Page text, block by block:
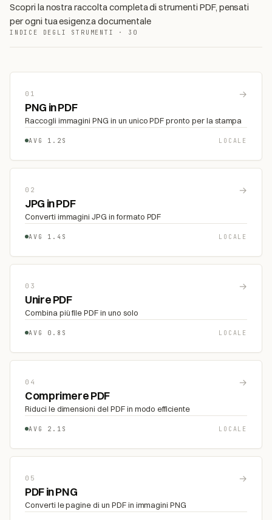
Scopri la nostra raccolta completa di strumenti PDF, pensati
per ogni tua esigenza documentale
INDICE DEGLI STRUMENTI · 30
01 →
PNG in PDF
Raccogli immagini PNG in un unico PDF pronto per la stampa
AVG 1.2S LOCALE
02 →
JPG in PDF
Converti immagini JPG in formato PDF
AVG 1.4S LOCALE
03 →
Unire PDF
Combina più file PDF in uno solo
AVG 0.8S LOCALE
04 →
Comprimere PDF
Riduci le dimensioni del PDF in modo efficiente
AVG 2.1S LOCALE
05 →
PDF in PNG
Converti le pagine di un PDF in immagini PNG